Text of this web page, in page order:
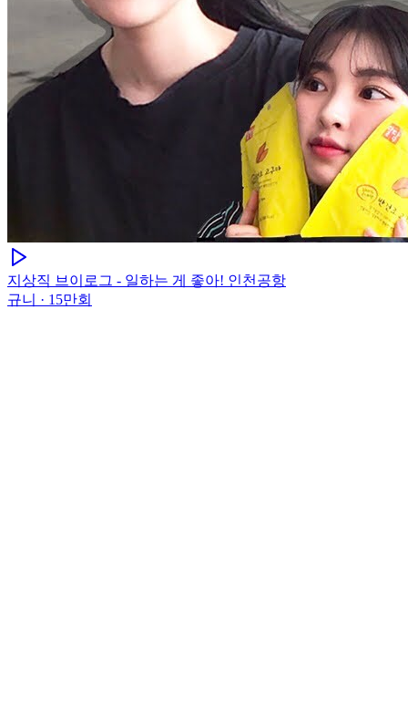
지상직 브이로그 - 일하는 게 좋아! 인천공항
규니 · 15만회